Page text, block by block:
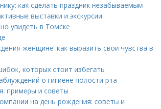
как сделать праздник незабываемым
выставки и экскурсии
увидеть в Томске
женщине: как выразить свои чувства в
которых стоит избегать
о гигиене полости рта
примеры и советы
на день рождения: советы и